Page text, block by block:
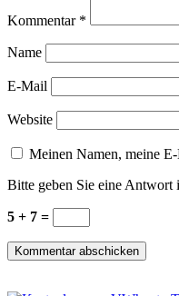
Kommentar *
Name
E-Mail
Website
Meinen Namen, meine
Bitte geben Sie eine Antwort
5 + 7 =